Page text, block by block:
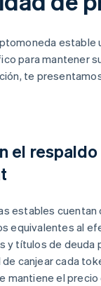
estable
para mantener
te
el
estables cuentan
equivalentes al
y títulos de deuda
canjear cada
mantiene el